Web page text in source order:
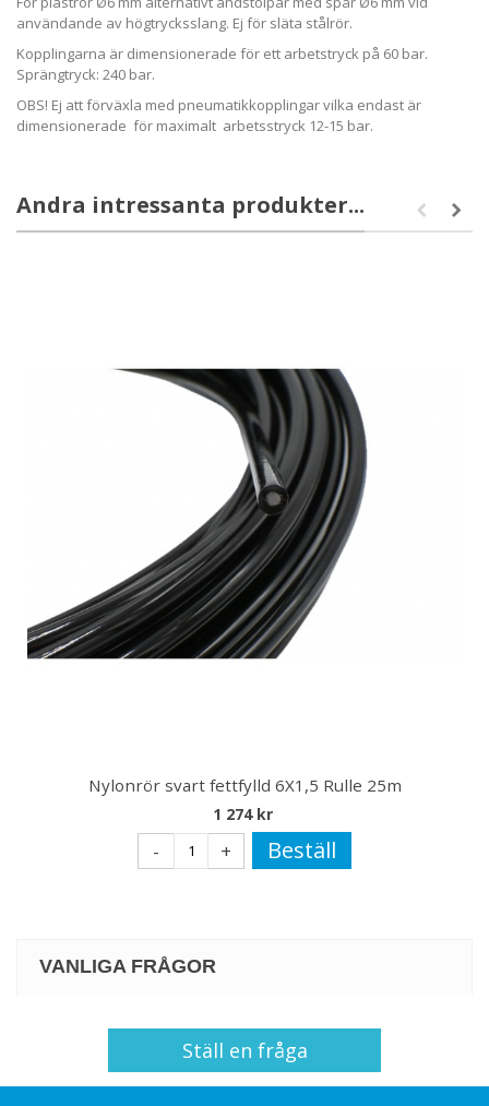
användande av högtrycksslang. Ej för släta stålrör.
Kopplingarna är dimensionerade för ett arbetstryck på 60 bar.
Sprängtryck: 240 bar.
OBS! Ej att förväxla med pneumatikkopplingar vilka endast är
dimensionerade för maximalt arbetsstryck 12-15 bar.
Andra intressanta produkter...
Nylonrör svart fettfylld 6X1,5 Rulle 25m
1 274 kr
- + Beställ
VANLIGA FRÅGOR
Ställ en fråga